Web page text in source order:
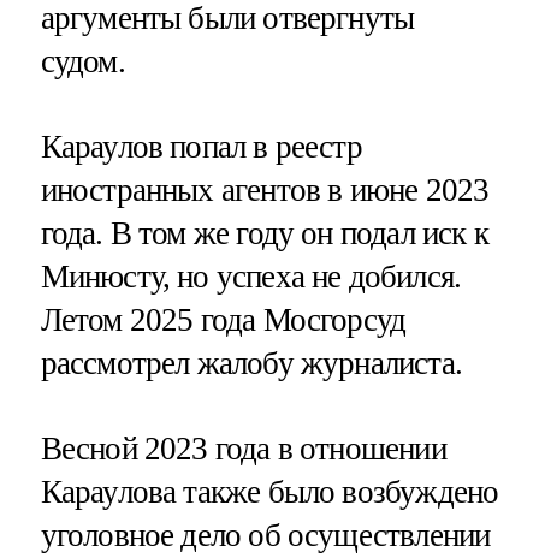
аргументы были отвергнуты
судом.
Караулов попал в реестр
иностранных агентов в июне 2023
года. В том же году он подал иск к
Минюсту, но успеха не добился.
Летом 2025 года Мосгорсуд
рассмотрел жалобу журналиста.
Весной 2023 года в отношении
Караулова также было возбуждено
уголовное дело об осуществлении